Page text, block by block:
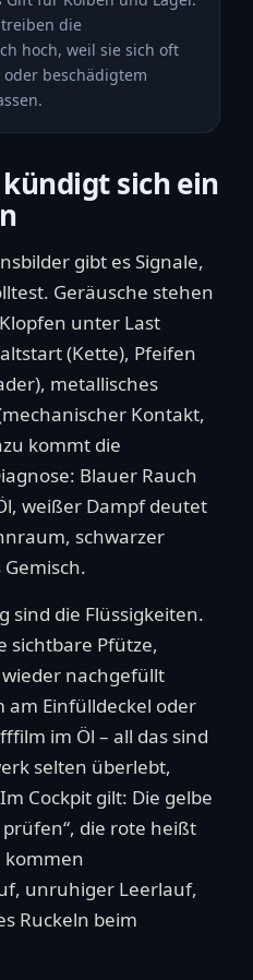
die
hoch, weil sie sich oft
beschädigtem
sich ein
gibt es Signale,
Geräusche stehen
unter Last
(Kette), Pfeifen
metallisches
Kontakt,
kommt die
Blauer Rauch
weißer Dampf deutet
schwarzer
sind die Flüssigkeiten.
sichtbare Pfütze,
nachgefüllt
am Einfülldeckel oder
im Öl – all das sind
selten überlebt,
Cockpit gilt: Die gelbe
die rote heißt
kommen
unruhiger Leerlauf,
Ruckeln beim